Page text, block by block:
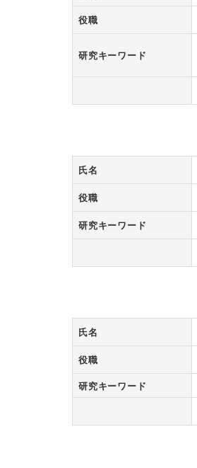
役職
研究キーワード
氏名
役職
研究キーワード
氏名
役職
研究キーワード